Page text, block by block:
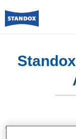
Tinta base